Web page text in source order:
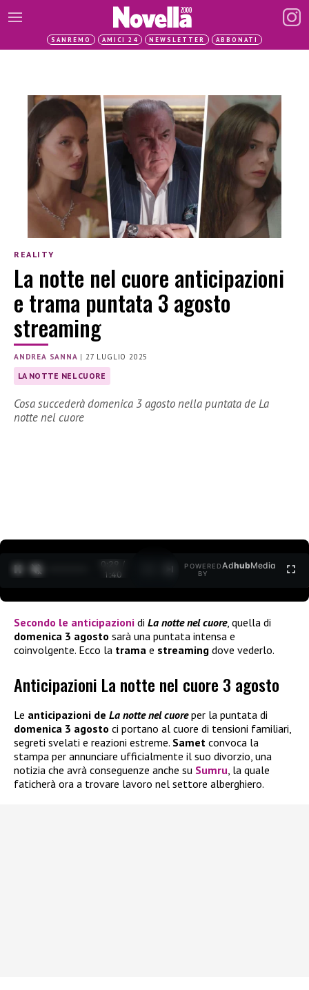
SANREMO AMICI 24 NEWSLETTER ABBONATI
REALITY
La notte nel cuore anticipazioni
e trama puntata 3 agosto
streaming
ANDREA SANNA |27 LUGLIO 2025
LA NOTTE NEL CUORE
Cosa succederà domenica 3 agosto nella puntata de La
notte nel cuore
0:30 /
1:40
POWERED
BY
AdhubMedia
Secondo le anticipazioni di La notte nel cuore, quella di
domenica 3 agosto sarà una puntata intensa e
coinvolgente. Ecco la trama e streaming dove vederlo.
Anticipazioni La notte nel cuore 3 agosto
Le anticipazioni de La notte nel cuoreper la puntata di
domenica 3 agosto ci portano al cuore di tensioni familiari,
segreti svelati e reazioni estreme. Samet convoca la
stampa per annunciare ufficialmente il suo divorzio, una
notizia che avrà conseguenze anche su Sumru, la quale
faticherà ora a trovare lavoro nel settore alberghiero.